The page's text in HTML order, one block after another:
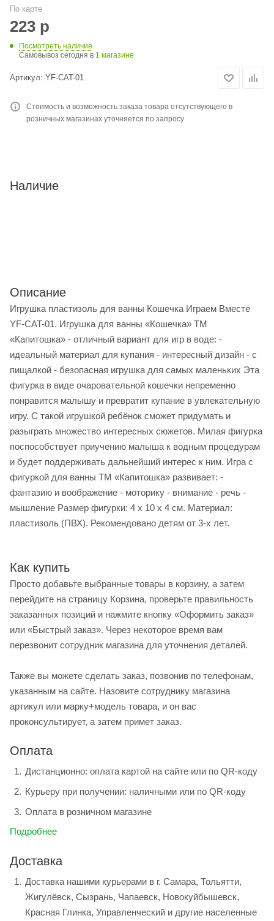
По карте
223 р
Посмотреть наличие
Самовывоз сегодня в 1 магазине
Артикул: YF-CAT-01
Стоимость и возможность заказа товара отсутствующего в
розничных магазинах уточняется по запросу
Наличие
Описание
Игрушка пластизоль для ванны Кошечка Играем Вместе
YF-CAT-01. Игрушка для ванны «Кошечка» ТМ
«Капитошка» - отличный вариант для игр в воде: -
идеальный материал для купания - интересный дизайн - с
пищалкой - безопасная игрушка для самых маленьких Эта
фигурка в виде очаровательной кошечки непременно
понравится малышу и превратит купание в увлекательную
игру. С такой игрушкой ребёнок сможет придумать и
разыграть множество интересных сюжетов. Милая фигурка
поспособствует приучению малыша к водным процедурам
и будет поддерживать дальнейший интерес к ним. Игра с
фигуркой для ванны ТМ «Капитошка» развивает: -
фантазию и воображение - моторику - внимание - речь -
мышление Размер фигурки: 4 х 10 х 4 см. Материал:
пластизоль (ПВХ). Рекомендовано детям от 3-х лет.
Как купить
Просто добавьте выбранные товары в корзину, а затем
перейдите на страницу Корзина, проверьте правильность
заказанных позиций и нажмите кнопку «Оформить заказ»
или «Быстрый заказ». Через некоторое время вам
перезвонит сотрудник магазина для уточнения деталей.
Также вы можете сделать заказ, позвонив по телефонам,
указанным на сайте. Назовите сотруднику магазина
артикул или марку+модель товара, и он вас
проконсультирует, а затем примет заказ.
Оплата
Дистанционно: оплата картой на сайте или по QR-коду
Курьеру при получении: наличными или по QR-коду
Оплата в розничном магазине
Подробнее
Доставка
Доставка нашими курьерами в г. Самара, Тольятти,
Жигулёвск, Сызрань, Чапаевск, Новокуйбышевск,
Красная Глинка, Управленческий и другие населенные